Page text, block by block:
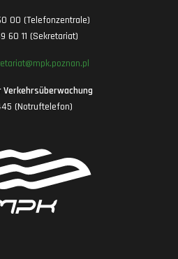
00 (Telefonzentrale)
60 11 (Sekretariat)
(Notruftelefon)